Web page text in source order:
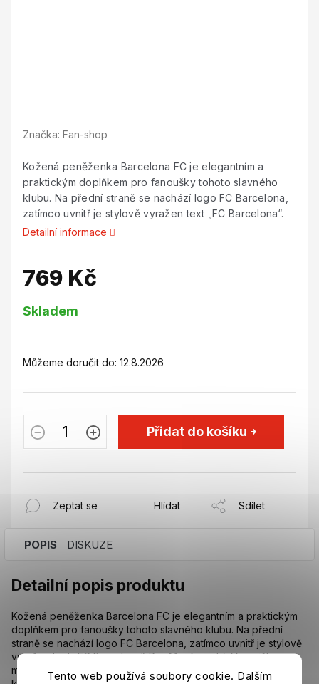
Tento web používá soubory cookie. Dalším
Značka: Fan-shop
Kožená peněženka Barcelona FC je elegantním a
praktickým doplňkem pro fanoušky tohoto slavného
klubu. Na přední straně se nachází logo FC Barcelona,
zatímco uvnitř je stylově vyražen text „FC Barcelona“.
Detailní informace
769 Kč
cena:
Skladem
Můžeme doručit do: 12.8.2026
Přidat do košíku
Zeptat se Hlídat Sdílet
POPIS DISKUZE
Detailní popis produktu
Kožená peněženka Barcelona FC je elegantním a praktickým
doplňkem pro fanoušky tohoto slavného klubu. Na přední
straně se nachází logo FC Barcelona, zatímco uvnitř je stylově
vyražen text „FC Barcelona“. Peněženka nabízí kapsičku na
mince a další přihrádky na karty, což z ní činí ideální volbu pro